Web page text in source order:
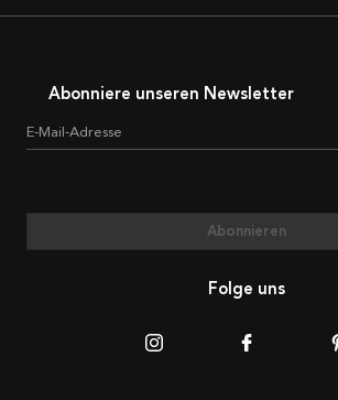
Abonniere unseren Newsletter
E-Mail-Adresse
Abonnieren
Folge uns